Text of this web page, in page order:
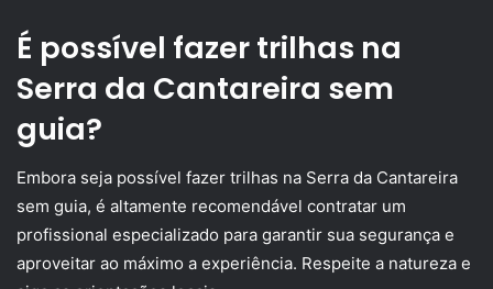
É possível fazer trilhas na
Serra da Cantareira sem
guia?
Embora seja possível fazer trilhas na Serra da Cantareira
sem guia, é altamente recomendável contratar um
profissional especializado para garantir sua segurança e
aproveitar ao máximo a experiência. Respeite a natureza e